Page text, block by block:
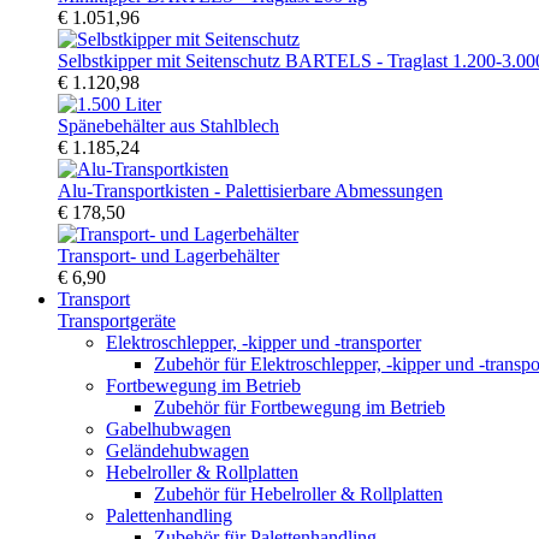
€ 1.051,96
Selbstkipper mit Seitenschutz BARTELS - Traglast 1.200-
€ 1.120,98
Spänebehälter aus Stahlblech
€ 1.185,24
Alu-Transportkisten - Palettisierbare Abmessungen
€ 178,50
Transport- und Lagerbehälter
€ 6,90
Transport
Transportgeräte
Elektroschlepper, -kipper und -transporter
Zubehör für Elektroschlepper, -kipper und -
Fortbewegung im Betrieb
Zubehör für Fortbewegung im Betrieb
Gabelhubwagen
Geländehubwagen
Hebelroller & Rollplatten
Zubehör für Hebelroller & Rollplatten
Palettenhandling